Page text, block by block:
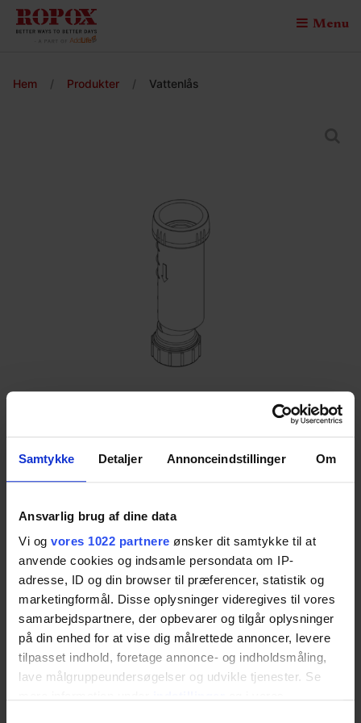
Samtykke Detaljer Annonceindstillinger Om
Ansvarlig brug af dine data
Vi og vores 1022 partnere ønsker dit samtykke til at
anvende cookies og indsamle persondata om IP-
adresse, ID og din browser til præferencer, statistik og
marketingformål. Disse oplysninger videregives til vores
samarbejdspartnere, der opbevarer og tilgår oplysninger
på din enhed for at vise dig målrettede annoncer, levere
tilpasset indhold, foretage annonce- og indholdsmåling,
lave målgruppeundersøgelser og udvikle tjenester. Se
Menu
Hem / Produkter / Vattenlås
installationerna kan detta vattenlås beställas
med SwingLine handfatet och monteras i
enheten.
Item no.:40-41170